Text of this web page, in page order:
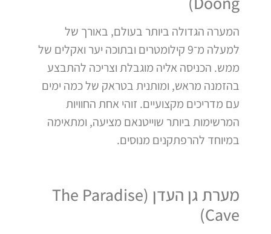
המערה הגדולה ביותר בעולם, באורך של
למעלה מ־9 קילומטרים ובתוכה יער ואקלים של
ממש. הכניסה אליה מוגבלת וצריכה להתבצע
בהזמנה מראש, ומותנית בטראק של כמה ימים
עם מדריכים מקצועיים. זוהי אחת החוויות
המרשימות ביותר שוייטנאם מציעה, ומתאימה
במיוחד להרפתקנים מנוסים.
מערת גן העדן (The Paradise
Cave)